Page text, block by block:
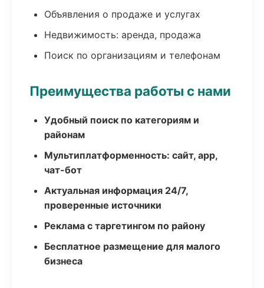
Объявления о продаже и услугах
Недвижимость: аренда, продажа
Поиск по организациям и телефонам
Преимущества работы с нами
Удобный поиск по категориям и
районам
Мультиплатформенность: сайт, app,
чат-бот
Актуальная информация 24/7,
проверенные источники
Реклама с таргетингом по району
Бесплатное размещение для малого
бизнеса